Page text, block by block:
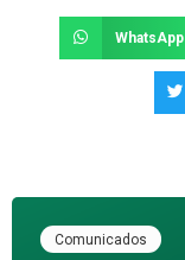
WhatsApp
Comunicados